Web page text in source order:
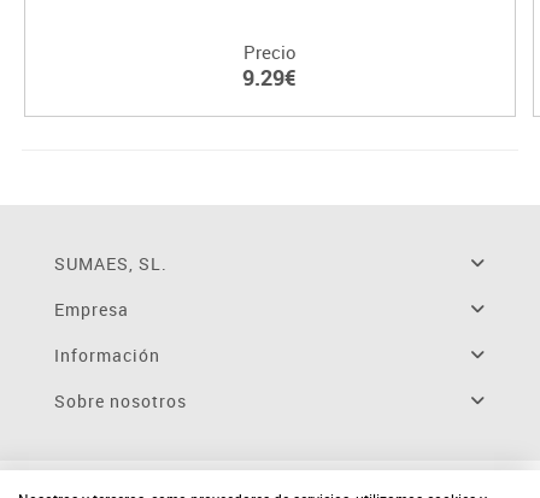
Precio
9.29€
SUMAES, SL.
Empresa
Información
Sobre nosotros